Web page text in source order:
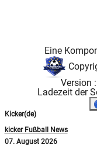
Eine
Version
Ladezeit der
Kicker(de)
kicker Fußball News
07. August 2026